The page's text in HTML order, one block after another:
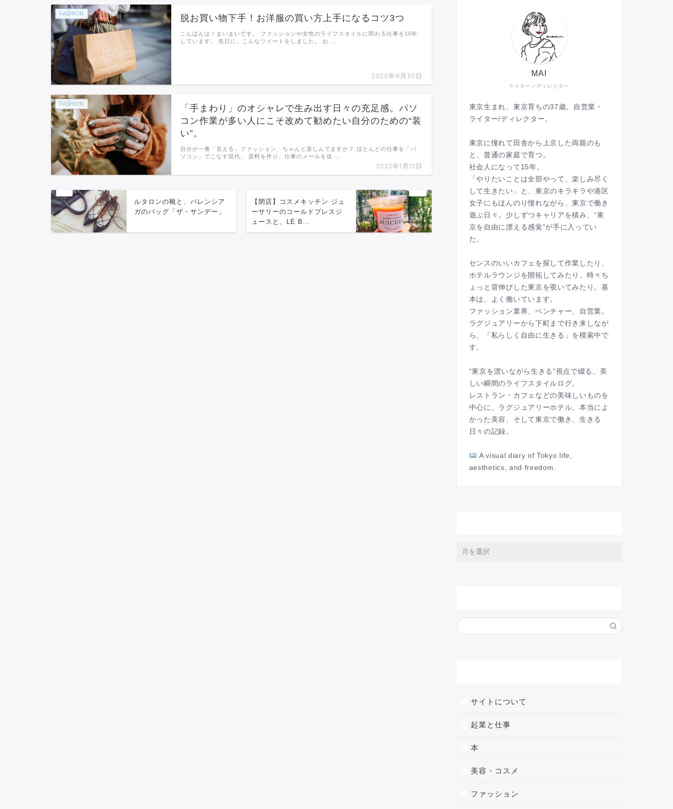
FASHION 脱お買い物下手！お洋服の買い方上手になるコツ3つ
2020年8月30日
こんばんは！まいまいです。 ファッションや女性のライフスタイルに関わる仕事を10年
しています。 先日に、こんなツイートをしました。 お …
FASHION
「手まわり」のオシャレで生み出す日々の充足感。パソ
コン作業が多い人にこそ改めて勧めたい自分のための“装
い”。
2022年1月13日
自分が一番「見える」ファッション、ちゃんと楽しんでますか？ ほとんどの仕事を「パ
ソコン」でこなす現代。 資料を作り、仕事のメールを送 …
ルタロンの靴と、バレンシア
ガのバッグ「ザ・サンデー」
【閉店】コスメキッチン ジュ
ーサリーのコールドプレスジ
ュースと、LE B...
ライター／ディレクター
MAI
東京生まれ、東京育ちの37歳。自営業・
ライター/ディレクター。
東京に憧れて田舎から上京した両親のも
と、普通の家庭で育つ。
社会人になって15年。
「やりたいことは全部やって、楽しみ尽く
して生きたい」と、東京のキラキラや港区
女子にもほんのり憧れながら、東京で働き
遊ぶ日々。少しずつキャリアを積み、“東
京を自由に漂える感覚”が手に入ってい
た。
センスのいいカフェを探して作業したり、
ホテルラウンジを開拓してみたり、時々ち
ょっと背伸びした東京を覗いてみたり。基
本は、よく働いています。
ファッション業界、ベンチャー、自営業。
ラグジュアリーから下町まで行き来しなが
ら、「私らしく自由に生きる」を模索中で
す。
“東京を漂いながら生きる”視点で綴る、美
しい瞬間のライフスタイルログ。
レストラン・カフェなどの美味しいものを
中心に、ラグジュアリーホテル、本当によ
かった美容、そして東京で働き、生きる
日々の記録。
A visual diary of Tokyo life,
aesthetics, and freedom.
サイトについて
起業と仕事
本
美容・コスメ
ファッション